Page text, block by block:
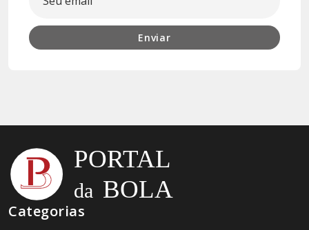
Enviar
Categorias